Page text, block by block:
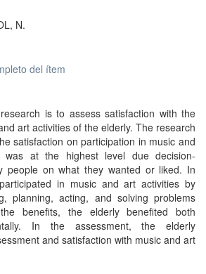
N.
del ítem
is to assess satisfaction with the
art activities of the elderly. The research
satisfaction on participation in music and
was at the highest level due decision-
people on what they wanted or liked. In
in music and art activities by
planning, acting, and solving problems
benefits, the elderly benefited both
In the assessment, the elderly
and satisfaction with music and art